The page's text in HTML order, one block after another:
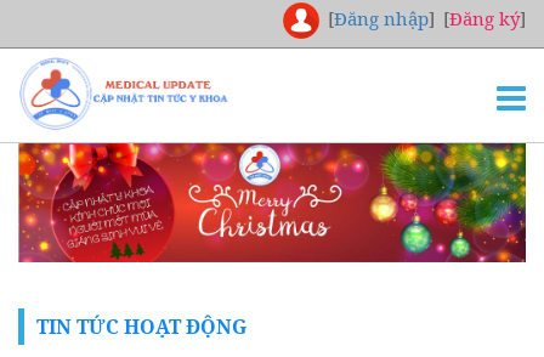
[Đăng nhập] [Đăng ký]
TRANG CHỦ
THƯ VIỆN
NGHIÊN CỨU
TIN TỨC HOẠT ĐỘNG